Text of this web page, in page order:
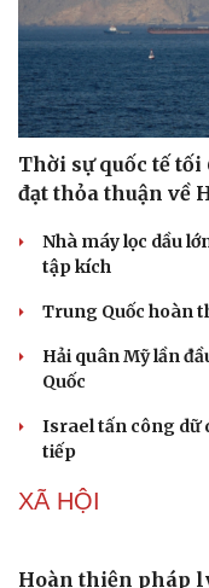
Doanh nghiệp
Thông tin doanh nghiệp
Doanh nghiệp 24h
Doanh nhân
Thời sự quốc tế
đạt thỏa thuận về
Nhà máy lọc dầu
tập kích
Trung Quốc hoàn
Hải quân Mỹ lần
Quốc
Israel tấn công dữ
tiếp
XÃ HỘI